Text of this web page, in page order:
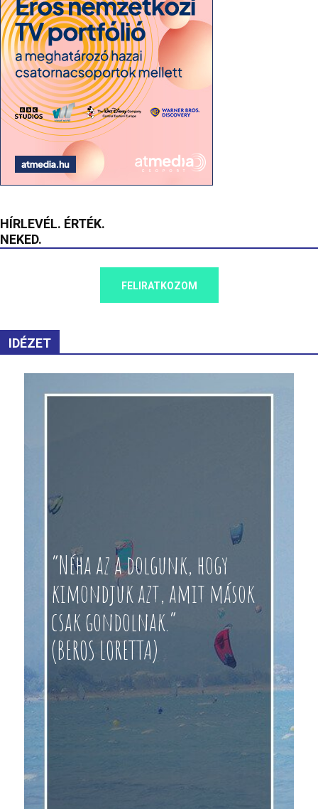
HÍRLEVÉL. ÉRTÉK.
NEKED.
FELIRATKOZOM
IDÉZET
“Néha az a dolgunk, hogy
kimondjuk azt, amit mások
csak gondolnak.”
(BEROS LORETTA)